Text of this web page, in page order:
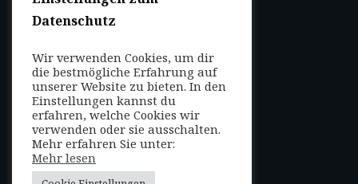
Nutzungsbedingungen
FOLGEN SIE UNS
Entdecken Sie weltweit
mit uns die Highlights in
jeder Region als Local
oder auf Reisen!
Datenschutz
Wir verwenden Cookies, um dir
die bestmögliche Erfahrung auf
unserer Website zu bieten. In den
Einstellungen kannst du
erfahren, welche Cookies wir
verwenden oder sie ausschalten.
Mehr erfahren Sie unter:
Mehr lesen